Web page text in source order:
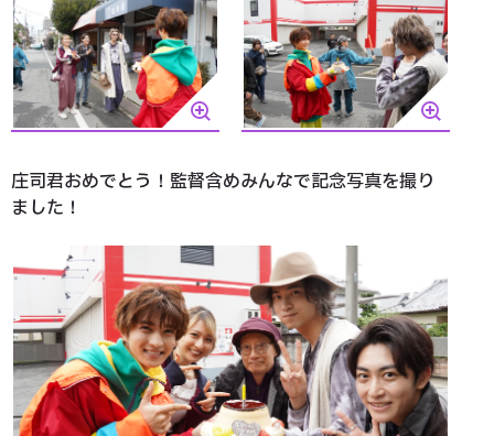
庄司君おめでとう！監督含めみんなで記念写真を撮り
ました！